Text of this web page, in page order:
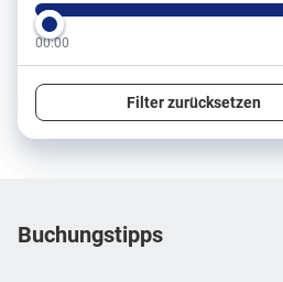
00:00
Filter zurücksetzen
Footer navigation
Buchungstipps